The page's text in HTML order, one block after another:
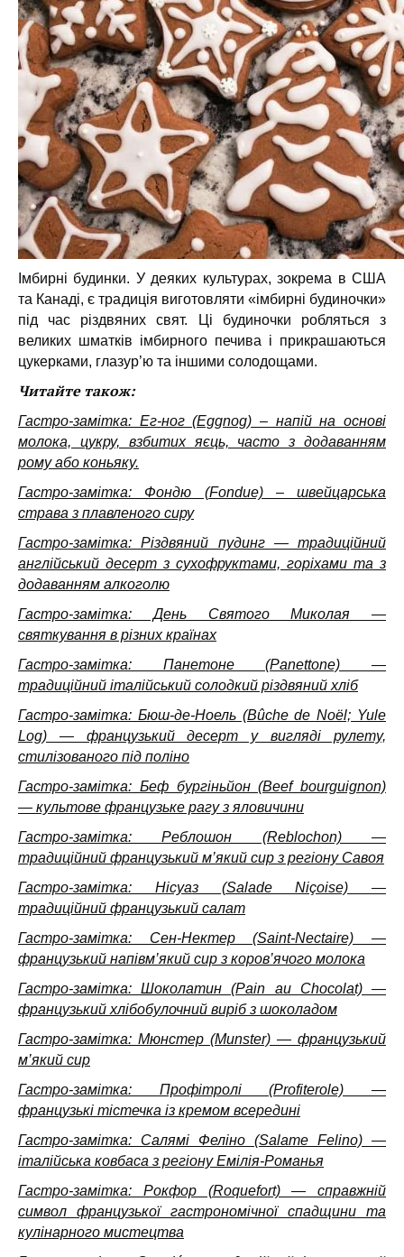
Імбирні будинки. У деяких культурах, зокрема в США
та Канаді, є традиція виготовляти «імбирні будиночки»
під час різдвяних свят. Ці будиночки робляться з
великих шматків імбирного печива і прикрашаються
цукерками, глазур’ю та іншими солодощами.
Читайте також:
Гастро-замітка: Ег-ног (Eggnog) – напій на основі
молока, цукру, взбитих яєць, часто з додаванням
рому або коньяку.
Гастро-замітка: Фондю (Fondue) – швейцарська
страва з плавленого сиру
Гастро-замітка: Різдвяний пудинг — традиційний
англійський десерт з сухофруктами, горіхами та з
додаванням алкоголю
Гастро-замітка: День Святого Миколая —
святкування в різних країнах
Гастро-замітка: Панетоне (Panettone) —
традиційний італійський солодкий різдвяний хліб
Гастро-замітка: Бюш-де-Ноель (Bûche de Noël; Yule
Log) — французький десерт у вигляді рулету,
стилізованого під поліно
Гастро-замітка: Беф бургіньйон (Beef bourguignon)
— культове французьке рагу з яловичини
Гастро-замітка: Реблошон (Reblochon) —
традиційний французький м’який сир з регіону Савоя
Гастро-замітка: Нісуаз (Salade Niçoise) —
традиційний французький салат
Гастро-замітка: Сен-Нектер (Saint-Nectaire) —
французький напівм’який сир з коров’ячого молока
Гастро-замітка: Шоколатин (Pain au Chocolat) —
французький хлібобулочний виріб з шоколадом
Гастро-замітка: Мюнстер (Munster) — французький
м’який сир
Гастро-замітка: Профітролі (Profiterole) —
французькі тістечка із кремом всередині
Гастро-замітка: Салямі Феліно (Salame Felino) —
італійська ковбаса з регіону Емілія-Романья
Гастро-замітка: Рокфор (Roquefort) — справжній
символ французької гастрономічної спадщини та
кулінарного мистецтва